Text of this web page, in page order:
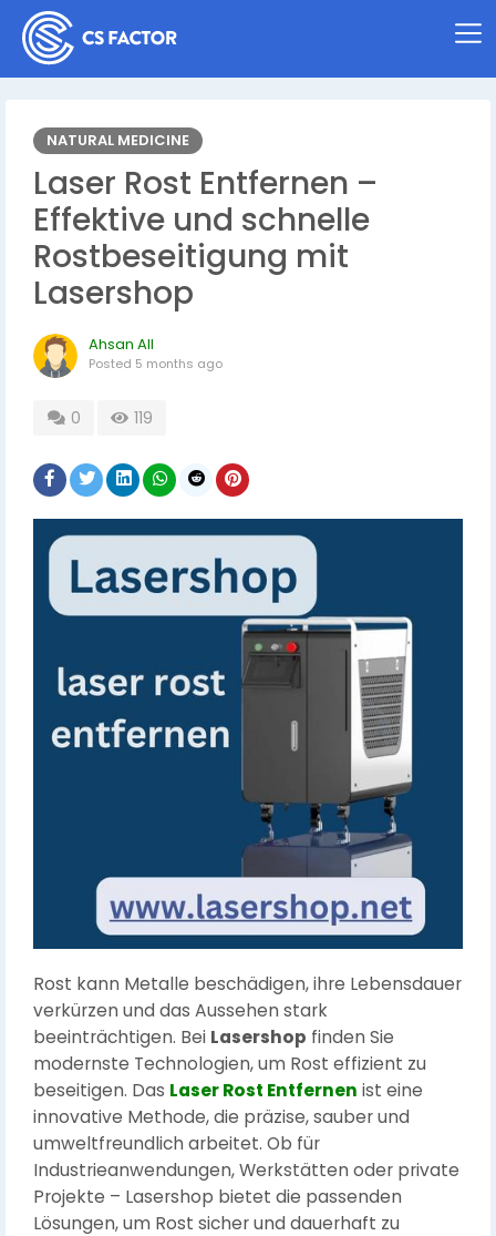
NATURAL MEDICINE
Laser Rost Entfernen –
Effektive und schnelle
Rostbeseitigung mit
Lasershop
Ahsan All
Posted 5 months ago
0 119
Rost kann Metalle beschädigen, ihre Lebensdauer
verkürzen und das Aussehen stark
beeinträchtigen. Bei Lasershop finden Sie
modernste Technologien, um Rost effizient zu
beseitigen. Das Laser Rost Entfernen ist eine
innovative Methode, die präzise, sauber und
umweltfreundlich arbeitet. Ob für
Industrieanwendungen, Werkstätten oder private
Projekte – Lasershop bietet die passenden
Lösungen, um Rost sicher und dauerhaft zu